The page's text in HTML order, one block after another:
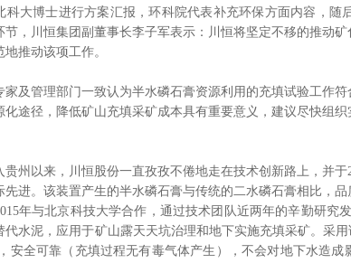
科大博士进行方案汇报，环科院代表补充环保方面内容，
节，川恒集团副董事长李子军表示：川恒将坚定不移的推动
推动该项工作。
家及管理部门一致认为半水磷石膏资源利用的充填试验工作
化途径，降低矿山充填采矿成本具有重要意义，建议尽快组织
贵州以来，川恒股份一直孜孜不倦地走在技术创新路上，并
先进。该装置产生的半水磷石膏与传统的二水磷石膏相比，
年与北京科技大学合作，通过技术团队近两年的辛勤研究
代水泥，应用于矿山露天天坑治理和地下实施充填采矿。采
安全可靠（充填过程无有毒气体产生），不会对地下水造成